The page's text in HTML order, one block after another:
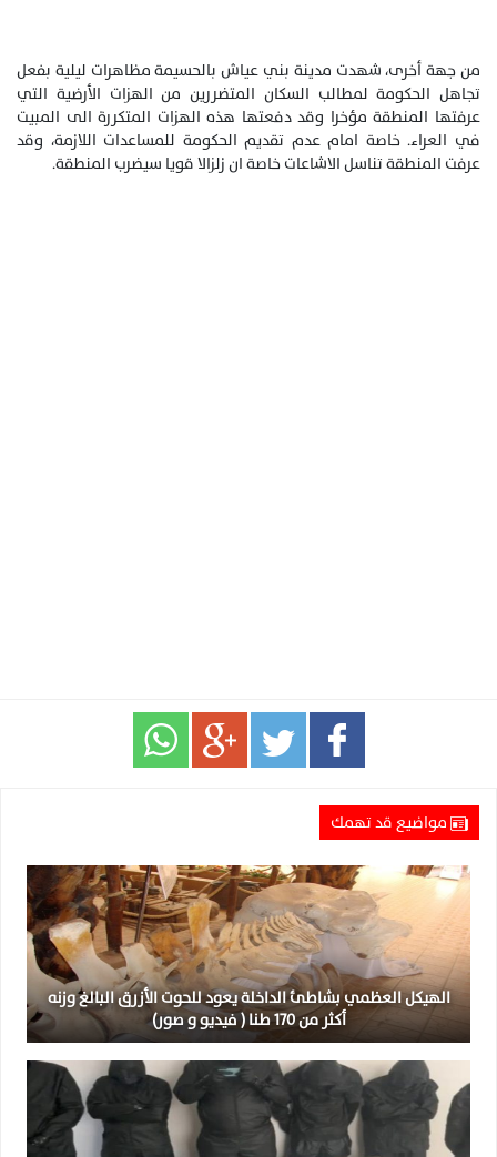
من جهة أخرى، شهدت مدينة بني عياش بالحسيمة مظاهرات ليلية بفعل
تجاهل الحكومة لمطالب السكان المتضررين من الهزات الأرضية التي
عرفتها المنطقة مؤخرا وقد دفعتها هذه الهزات المتكررة الى المبيت
في العراء. خاصة امام عدم تقديم الحكومة للمساعدات اللازمة، وقد
عرفت المنطقة تناسل الاشاعات خاصة ان زلزالا قويا سيضرب المنطقة.
مواضيع قد تهمك
الهيكل العظمي بشاطئ الداخلة يعود للحوت الأزرق البالغ وزنه
أكثر من 170 طنا ( فيديو و صور)